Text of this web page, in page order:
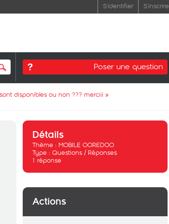
S'identifier S'inscrire
Poser une question
disponibles ou non ??? merciii »
Détails
Thème : MOBILE OOREDOO
Type : Questions / Réponses
1 réponse
Actions